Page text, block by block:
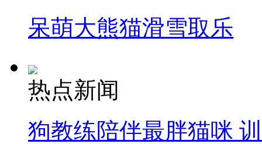
呆萌大熊猫滑雪取乐
热点新闻
狗教练陪伴最胖猫咪